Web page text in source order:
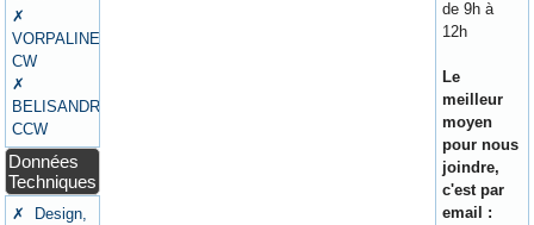
✗
VORPALINE
CW
✗
BELISANDRE
CCW
Données
Techniques
✗ Design,
de 9h à
12h
Le
meilleur
moyen
pour nous
joindre,
c'est par
email :